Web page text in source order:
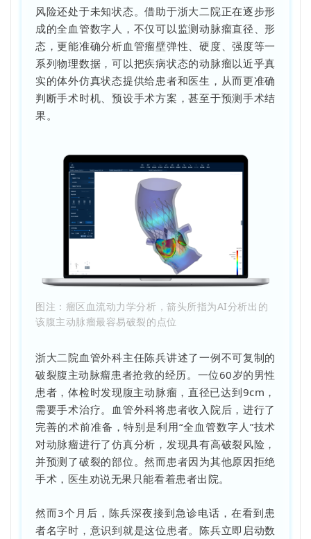
风险还处于未知状态。借助于浙大二院正在逐步形
成的全血管数字人，不仅可以监测动脉瘤直径、形
态，更能准确分析血管瘤壁弹性、硬度、强度等一
系列物理数据，可以把疾病状态的动脉瘤以近乎真
实的体外仿真状态提供给患者和医生，从而更准确
判断手术时机、预设手术方案，甚至于预测手术结
果。
图注：瘤区血流动力学分析，箭头所指为AI分析出的
该腹主动脉瘤最容易破裂的点位
浙大二院血管外科主任陈兵讲述了一例不可复制的
破裂腹主动脉瘤患者抢救的经历。一位60岁的男性
患者，体检时发现腹主动脉瘤，直径已达到9cm，
需要手术治疗。血管外科将患者收入院后，进行了
完善的术前准备，特别是利用“全血管数字人”技术
对动脉瘤进行了仿真分析，发现具有高破裂风险，
并预测了破裂的部位。然而患者因为其他原因拒绝
手术，医生劝说无果只能看着患者出院。
然而3个月后，陈兵深夜接到急诊电话，在看到患
者名字时，意识到就是这位患者。陈兵立即启动数